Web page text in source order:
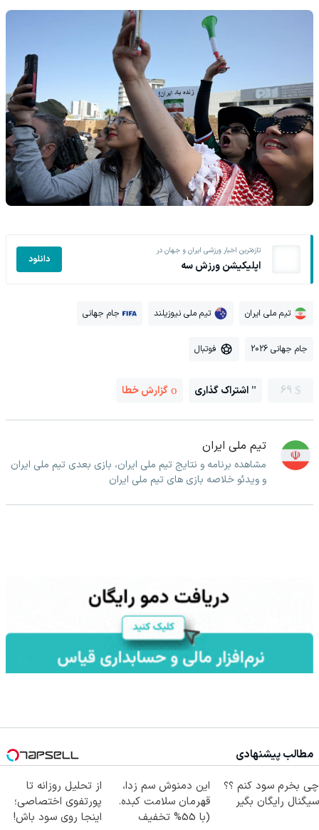
تازه‌ترین اخبار ورزشی ایران و جهان در
اپلیکیشن ورزش سه دانلود
تیم ملی ایران تیم ملی نیوزیلند جام جهانی
جام جهانی 2026 فوتبال
69 اشتراک گذاری گزارش خطا
تیم ملی ایران
مشاهده برنامه و نتایج تیم ملی ایران، بازی بعدی تیم ملی ایران
و ویدئو خلاصه بازی های تیم ملی ایران
مطالب پیشنهادی
چی بخرم سود کنم ؟؟
سیگنال رایگان بگیر
این دمنوش سم زدا،
قهرمان سلامت کبده.
(با 55% تخفیف
از تحلیل روزانه تا
پورتفوی اختصاصی؛
اینجا روی سود باش!